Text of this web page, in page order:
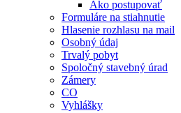
Ako postupovať
Formuláre na stiahnutie
Hlasenie rozhlasu na mail
Osobný údaj
Trvalý pobyt
Spoločný stavebný úrad
Zámery
CO
Vyhlášky